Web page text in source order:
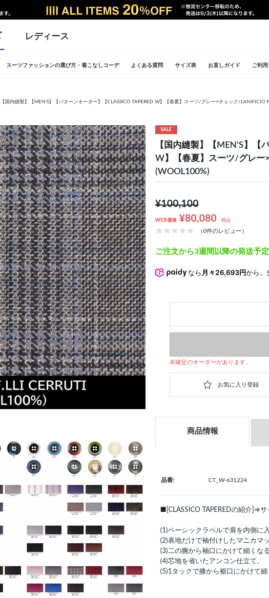
レディース
スーツファッションの選び方・着こなしコーデ よくある質問 サイズ表 お直しガイド ご利用
【国内縫製】【MEN'S】【パターンオーダー】【CLASSICO TAPERED W】【春夏】スーツ/グレー×チェック/LANIFICIO
次の画像
SALE
【国内縫製】【MEN'S】【
W】【春夏】スーツ/グレー×
(WOOL100%)
¥100,100
WEB価格 ¥80,080 税込
（0件のレビュー）
ご注文から3週間以降の発送予定
なら 月々26,693円から。
未確定のオーダーがあります。
商品情報
品番: CT_W-631224
■[CLASSICO TAPEREDの紹介]⇒
(1)ベーシックラペルで肩を内側に
(2)表地だけで袖付けしたマニカマ
(3)二の腕から袖口にかけて細くな
(4)芯地を省いたアンコン仕立て。
(5)1タックで膝から裾口にかけて細